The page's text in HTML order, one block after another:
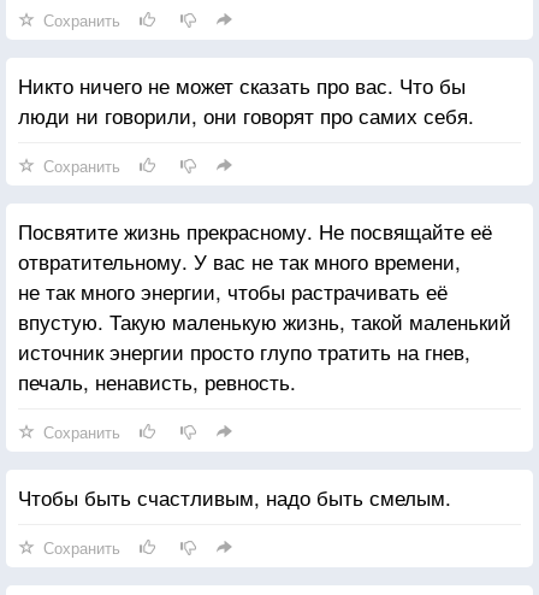
Сохранить
Никто ничего не может сказать про вас. Что бы
люди ни говорили, они говорят про самих себя.
Сохранить
Посвятите жизнь прекрасному. Не посвящайте её
отвратительному. У вас не так много времени,
не так много энергии, чтобы растрачивать её
впустую. Такую маленькую жизнь, такой маленький
источник энергии просто глупо тратить на гнев,
печаль, ненависть, ревность.
Сохранить
Чтобы быть счастливым, надо быть смелым.
Сохранить